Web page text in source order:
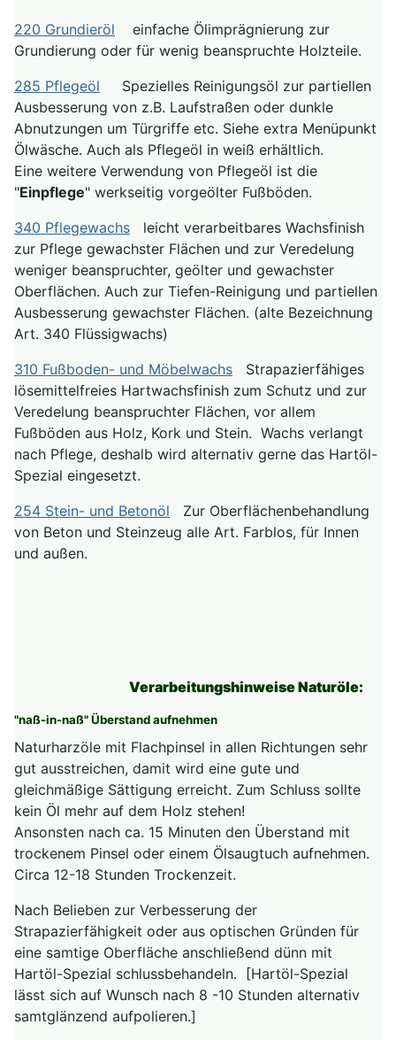
220 Grundieröl einfache Ölimprägnierung zur
Grundierung oder für wenig beanspruchte Holzteile.
285 Pflegeöl Spezielles Reinigungsöl zur partiellen
Ausbesserung von z.B. Laufstraßen oder dunkle
Abnutzungen um Türgriffe etc. Siehe extra Menüpunkt
Ölwäsche. Auch als Pflegeöl in weiß erhältlich.
Eine weitere Verwendung von Pflegeöl ist die
"Einpflege" werkseitig vorgeölter Fußböden.
340 Pflegewachs leicht verarbeitbares Wachsfinish
zur Pflege gewachster Flächen und zur Veredelung
weniger beanspruchter, geölter und gewachster
Oberflächen. Auch zur Tiefen-Reinigung und partiellen
Ausbesserung gewachster Flächen. (alte Bezeichnung
Art. 340 Flüssigwachs)
310 Fußboden- und Möbelwachs Strapazierfähiges
lösemittelfreies Hartwachsfinish zum Schutz und zur
Veredelung beanspruchter Flächen, vor allem
Fußböden aus Holz, Kork und Stein. Wachs verlangt
nach Pflege, deshalb wird alternativ gerne das Hartöl-
Spezial eingesetzt.
254 Stein- und Betonöl Zur Oberflächenbehandlung
von Beton und Steinzeug alle Art. Farblos, für Innen
und außen.
Verarbeitungshinweise Naturöle:
"naß-in-naß" Überstand aufnehmen
Naturharzöle mit Flachpinsel in allen Richtungen sehr
gut ausstreichen, damit wird eine gute und
gleichmäßige Sättigung erreicht. Zum Schluss sollte
kein Öl mehr auf dem Holz stehen!
Ansonsten nach ca. 15 Minuten den Überstand mit
trockenem Pinsel oder einem Ölsaugtuch aufnehmen.
Circa 12-18 Stunden Trockenzeit.
Nach Belieben zur Verbesserung der
Strapazierfähigkeit oder aus optischen Gründen für
eine samtige Oberfläche anschließend dünn mit
Hartöl-Spezial schlussbehandeln. [Hartöl-Spezial
lässt sich auf Wunsch nach 8 -10 Stunden alternativ
samtglänzend aufpolieren.]